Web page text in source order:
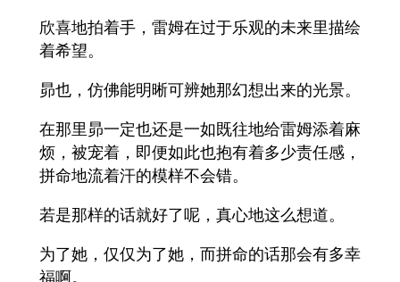
欣喜地拍着手，雷姆在过于乐观的未来里描绘
着希望。
昴也，仿佛能明晰可辨她那幻想出来的光景。
在那里昴一定也还是一如既往地给雷姆添着麻
烦，被宠着，即便如此也抱有着多少责任感，
拼命地流着汗的模样不会错。
若是那样的话就好了呢，真心地这么想道。
为了她，仅仅为了她，而拼命的话那会有多幸
福啊。